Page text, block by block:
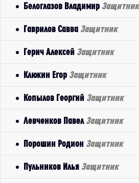
Белоглазов Владимир Защитник
Гаврилов Савва Защитник
Герич Алексей Защитник
Клюкин Егор Защитник
Копылов Георгий Защитник
Левченков Павел Защитник
Порошин Родион Защитник
Пульников Илья Защитник